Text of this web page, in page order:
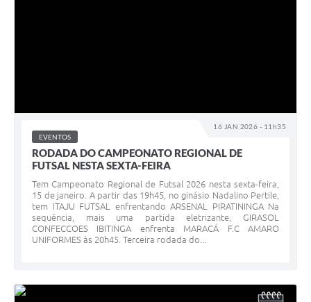
16 JAN 2026 - 11h35
EVENTOS
RODADA DO CAMPEONATO REGIONAL DE
FUTSAL NESTA SEXTA-FEIRA
Tem Campeonato Regional de Futsal 2026 nesta sexta-feira,
15 de janeiro. A partir das 19h45, no ginásio Nadalino Pertile,
tem ITAJU FUTSAL enfrentando ARSENAL PIRATININGA Na
sequência, mais uma partida eletrizante, GIRASOL
CONFECCOES IBITINGA enfrenta MARACÁ F.C AMARO
UNIFORMES às 20h45. Terceira rodada do...